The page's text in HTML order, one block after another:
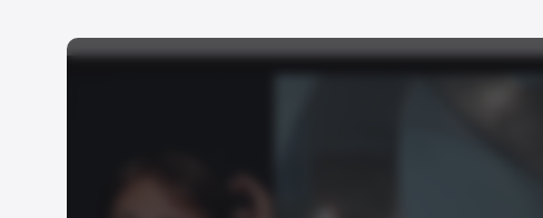
Искать по названию Искать по
Подписки